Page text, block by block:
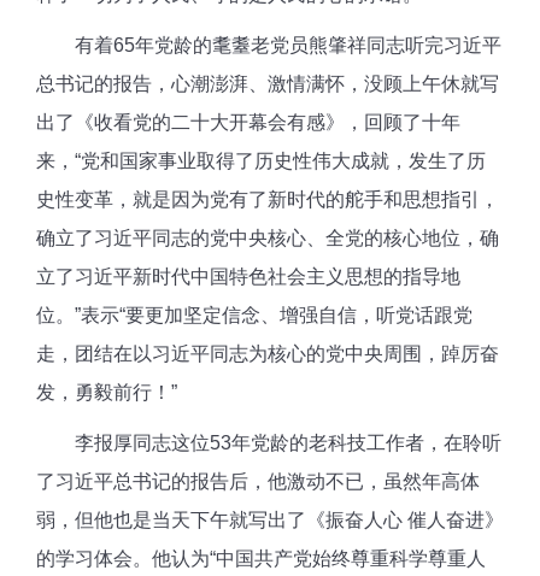
有着65年党龄的耄耋老党员熊肇祥同志听完习近平
总书记的报告，心潮澎湃、激情满怀，没顾上午休就写
出了《收看党的二十大开幕会有感》，回顾了十年
来，“党和国家事业取得了历史性伟大成就，发生了历
史性变革，就是因为党有了新时代的舵手和思想指引，
确立了习近平同志的党中央核心、全党的核心地位，确
立了习近平新时代中国特色社会主义思想的指导地
位。”表示“要更加坚定信念、增强自信，听党话跟党
走，团结在以习近平同志为核心的党中央周围，踔厉奋
发，勇毅前行！”
李报厚同志这位53年党龄的老科技工作者，在聆听
了习近平总书记的报告后，他激动不已，虽然年高体
弱，但他也是当天下午就写出了《振奋人心 催人奋进》
的学习体会。他认为“中国共产党始终尊重科学尊重人